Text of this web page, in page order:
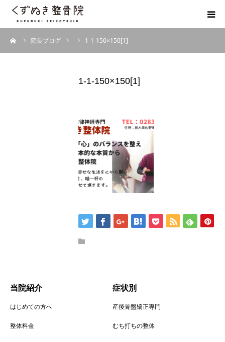
院長ブログ 1-1-150×150[1]
1-1-150×150[1]
当院紹介
はじめての方へ
整体料金
症状別
産後骨盤矯正専門
むち打ちの整体
初めての方へ
佐野市の交通事故治療 整骨院